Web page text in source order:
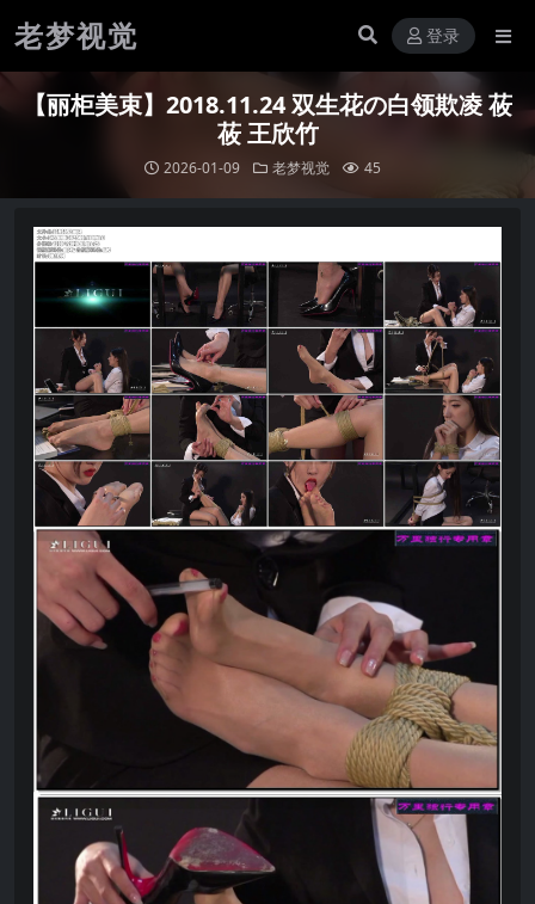
老梦视觉 登录
【丽柜美束】2018.11.24 双生花の白领欺凌 莜
莜 王欣竹
2026-01-09 老梦视觉 45